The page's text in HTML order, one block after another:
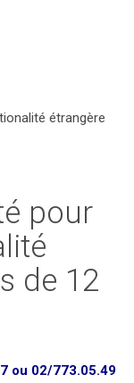
étrangère
pour
de 12
ou 02/773.05.49